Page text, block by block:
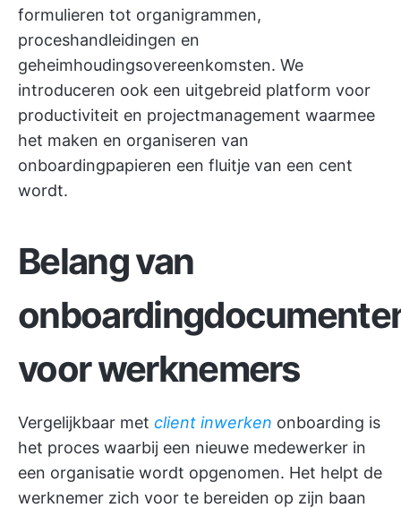
formulieren tot organigrammen,
proceshandleidingen en
geheimhoudingsovereenkomsten. We
introduceren ook een uitgebreid platform voor
productiviteit en projectmanagement waarmee
het maken en organiseren van
onboardingpapieren een fluitje van een cent
wordt.
Belang van
voor werknemers
Vergelijkbaar met client inwerken onboarding is
het proces waarbij een nieuwe medewerker in
een organisatie wordt opgenomen. Het helpt de
werknemer zich voor te bereiden op zijn baan